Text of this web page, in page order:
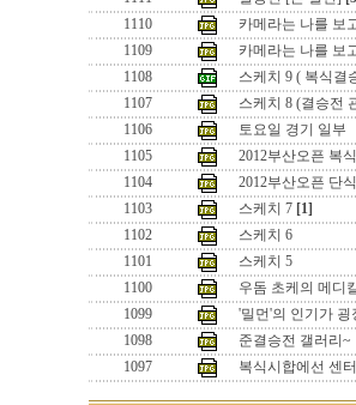
1110
카메라는 나를 보
1109
카메라는 나를 보
1108
스케치 9 ( 복식결
1107
스케치 8 (결승전
1106
토요일 경기 일부
1105
2012부산오픈 복
1104
2012부산오픈 단
1103
스케치 7 [1]
1102
스케치 6
1101
스케치 5
1100
우돔 초케의 메디
1099
'밀먼'의 인기가 굉
1098
준결승전 갤러리~
1097
복식시합에선 센